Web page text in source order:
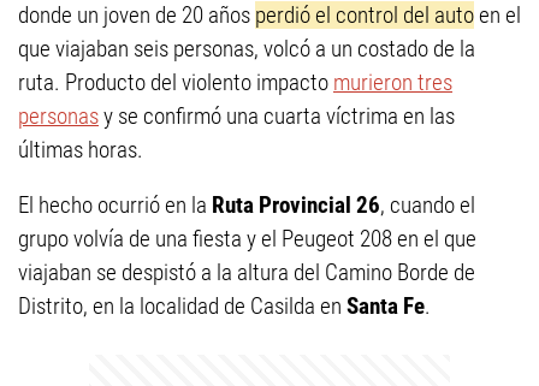
donde un joven de 20 años perdió el control del autoen el
que viajaban seis personas, volcó a un costado de la
ruta. Producto del violento impacto murieron tres
personasy se confirmó una cuarta víctrima en las
últimas horas.
El hecho ocurrió en la Ruta Provincial 26, cuando el
grupo volvía de una fiesta y el Peugeot 208 en el que
viajaban se despistó a la altura del Camino Borde de
Distrito, en la localidad de Casilda en Santa Fe.